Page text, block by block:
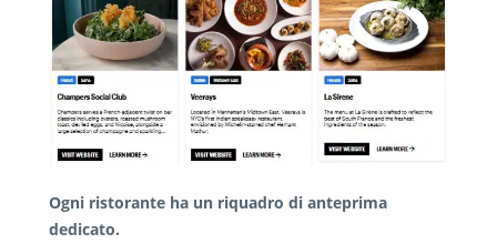
Ogni ristorante ha un riquadro di anteprima
dedicato.